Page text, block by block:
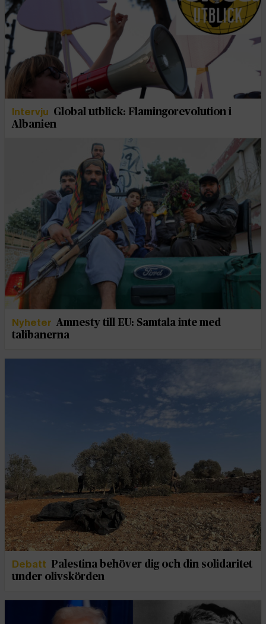
Intervju Global utblick: Flamingorevolution i
Albanien
Nyheter Amnesty till EU: Samtala inte med
talibanerna
Debatt Palestina behöver dig och din solidaritet
under olivskörden